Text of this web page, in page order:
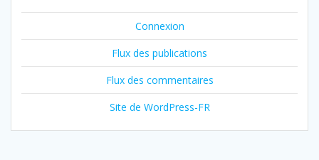
Connexion
Flux des publications
Flux des commentaires
Site de WordPress-FR